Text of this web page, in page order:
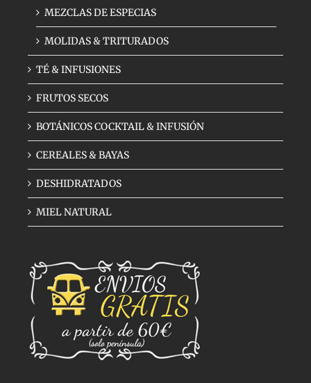
MEZCLAS DE ESPECIAS
MOLIDAS & TRITURADOS
TÉ & INFUSIONES
FRUTOS SECOS
BOTÁNICOS COCKTAIL & INFUSIÓN
CEREALES & BAYAS
DESHIDRATADOS
MIEL NATURAL